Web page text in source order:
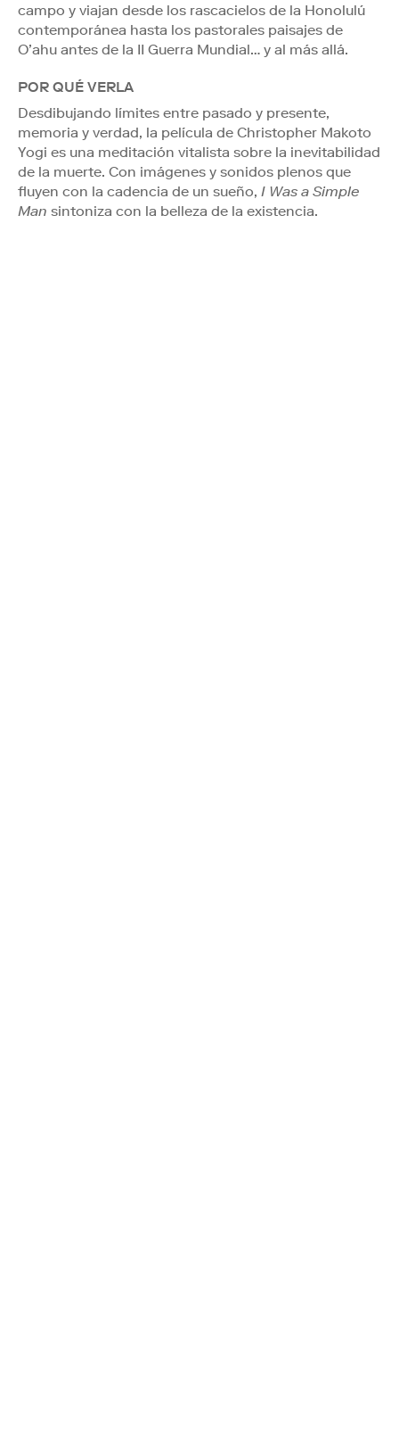
campo y viajan desde los rascacielos de la Honolulú
contemporánea hasta los pastorales paisajes de
O’ahu antes de la II Guerra Mundial… y al más allá.
POR QUÉ VERLA
Desdibujando límites entre pasado y presente,
memoria y verdad, la película de Christopher Makoto
Yogi es una meditación vitalista sobre la inevitabilidad
de la muerte. Con imágenes y sonidos plenos que
fluyen con la cadencia de un sueño, I Was a Simple
Man sintoniza con la belleza de la existencia.